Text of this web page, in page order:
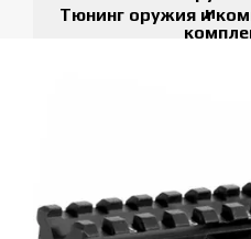
Тюнинг оружия и